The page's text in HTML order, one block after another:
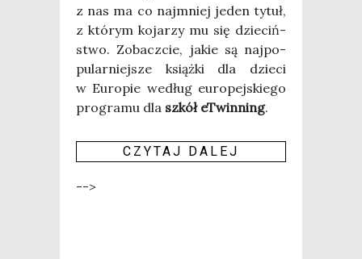
z nas ma co naj­mniej jeden tytuł,
z któ­rym koja­rzy mu się dzie­ciń­
stwo. Zobacz­cie, jakie są naj­po­
pu­lar­niej­sze książ­ki dla dzie­ci
w Euro­pie według euro­pej­skie­go
pro­gra­mu dla szkół eTwin­ning.
CZY­TAJ DALEJ
-->